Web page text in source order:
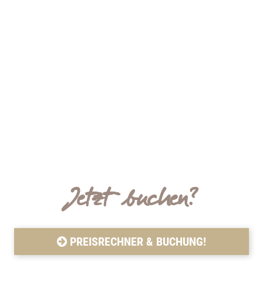
Jetzt buchen?
PREISRECHNER & BUCHUNG!